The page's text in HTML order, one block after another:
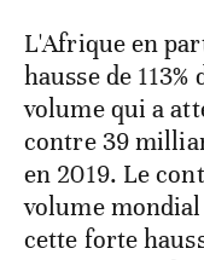
L'Afrique en
hausse de
volume qui a
contre 39
en 2019. Le
volume
cette forte